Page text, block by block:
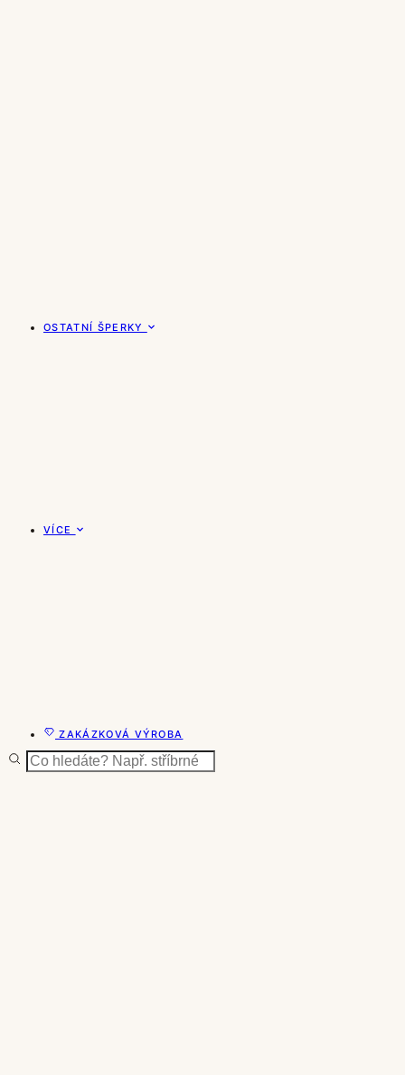
OSTATNÍ ŠPERKY
VÍCE
ZAKÁZKOVÁ VÝROBA